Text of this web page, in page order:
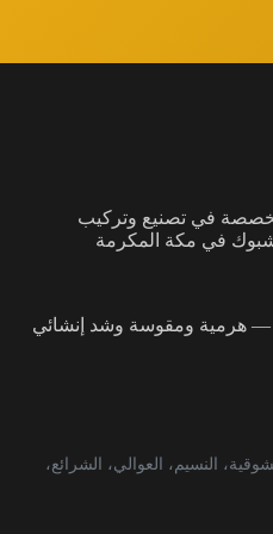
في تصنيع وتركيب
في مكة المكرمة
هرمية ومقوسة وشد إنشائي
النسيم، العوالي، الشرائع،